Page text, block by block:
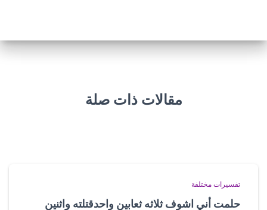
مقالات ذات صلة
تفسيرات مختلفة
حلمت أني اشوف ثلاثه ثعابين واحدقتلته واثنين